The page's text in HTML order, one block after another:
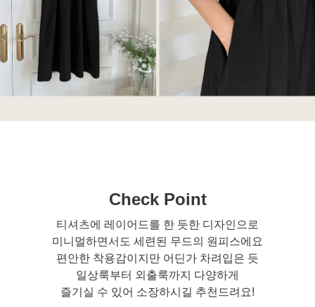
Check Point
티셔츠에 레이어드를 한 듯한 디자인으로
미니멀하면서도 세련된 무드의 원피스에요
편안한 착용감이지만 어딘가 차려입은 듯
일상룩부터 외출룩까지 다양하게
즐기실 수 있어 소장하시길 추천드려요!